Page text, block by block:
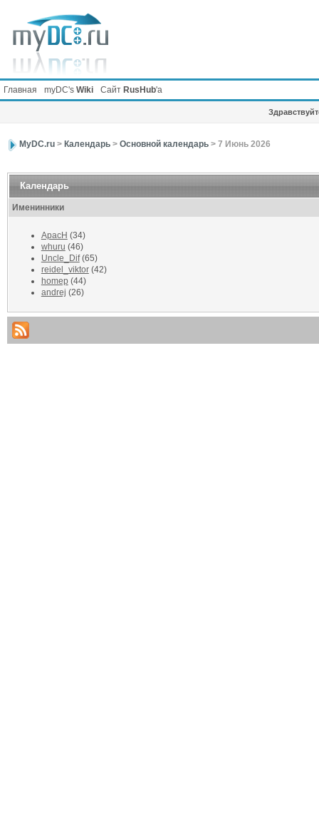
Главная myDC's Wiki Сайт RusHub'а
MyDC.ru> Календарь> Основной календарь> 7 Июнь 2026
Календарь
Именинники
ApacH (34)
whuru (46)
Uncle_Dif(65)
reidel_viktor(42)
homep (44)
andrej (26)